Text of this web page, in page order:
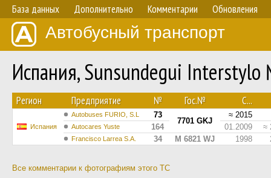
База данных Дополнительно Комментарии Обновления
Автобусный транспорт
Испания, Sunsundegui
Регион Предприятие № Гос.№ С...
Испания
Autobuses FURIO, S.L 73
7701 GKJ
≈ 2015
Autocares Yuste 164 01.2009 ≈
Francisco Larrea S.A. 34 M 6821 WJ 1998
Все комментарии к фотографиям этого ТС